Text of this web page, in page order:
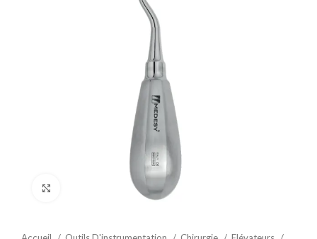
Cliquez pour agrandir